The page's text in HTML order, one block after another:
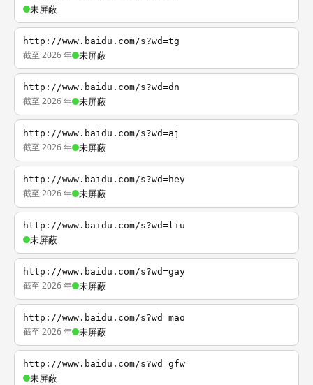
未屏蔽
http://www.baidu.com/s?wd=tg
截至 2026 年 未屏蔽
http://www.baidu.com/s?wd=dn
截至 2026 年 未屏蔽
http://www.baidu.com/s?wd=aj
截至 2026 年 未屏蔽
http://www.baidu.com/s?wd=hey
截至 2026 年 未屏蔽
http://www.baidu.com/s?wd=liu
未屏蔽
http://www.baidu.com/s?wd=gay
截至 2026 年 未屏蔽
http://www.baidu.com/s?wd=mao
截至 2026 年 未屏蔽
http://www.baidu.com/s?wd=gfw
未屏蔽